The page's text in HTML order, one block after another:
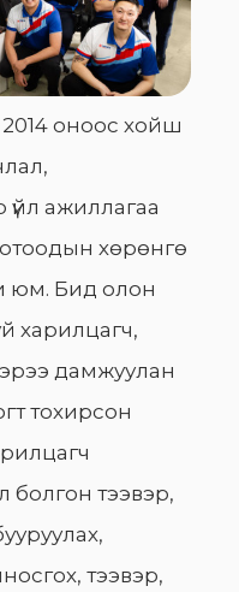
оноос хойш
ажиллагаа
хөрөнгө
юм. Бид олон
харилцагч,
дамжуулан
тохирсон
болгон тээвэр,
тээвэр,